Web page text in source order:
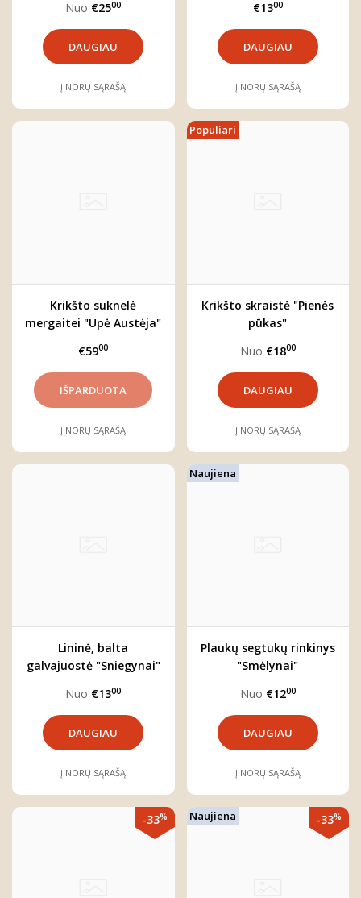
Nuo €2500
DAUGIAU
Į NORŲ SĄRAŠĄ
€1300
DAUGIAU
Į NORŲ SĄRAŠĄ
Krikšto suknelė
mergaitei "Upė Austėja"
€5900
Į NORŲ SĄRAŠĄ
Populiari
Krikšto skraistė "Pienės
pūkas"
Nuo €1800
DAUGIAU
Į NORŲ SĄRAŠĄ
Lininė, balta
galvajuostė "Sniegynai"
Nuo €1300
DAUGIAU
Į NORŲ SĄRAŠĄ
Naujiena
Plaukų segtukų rinkinys
"Smėlynai"
Nuo €1200
DAUGIAU
Į NORŲ SĄRAŠĄ
-33% Naujiena -33%